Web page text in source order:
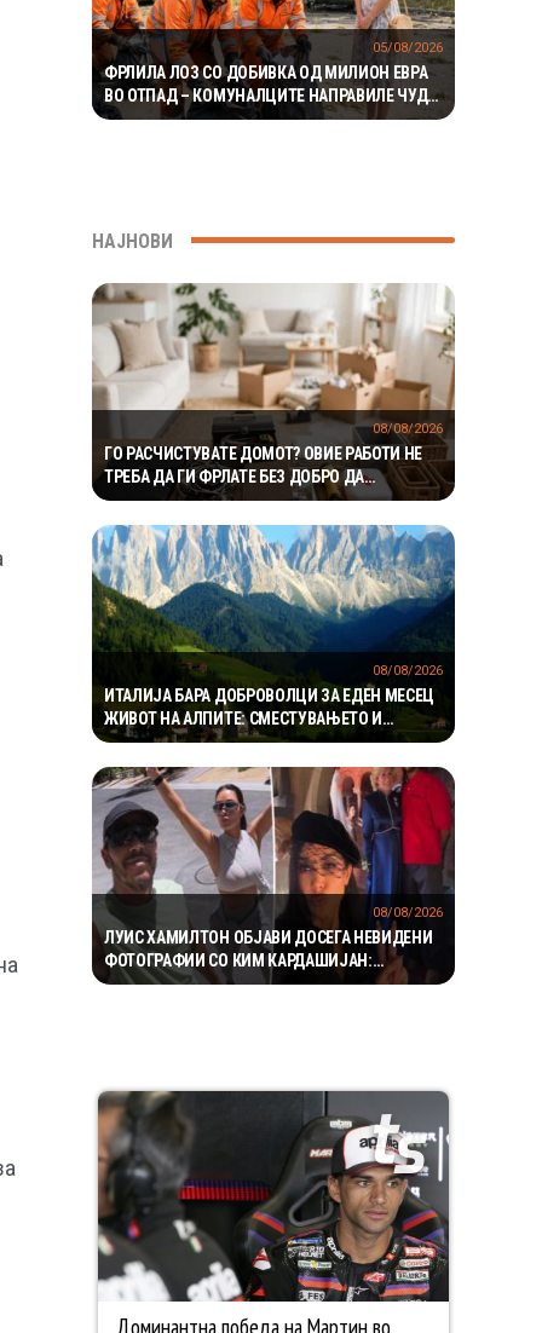
ФРЛИЛА ЛОЗ СО ДОБИВКА ОД МИЛИОН ЕВРА
ВО ОТПАД – КОМУНАЛЦИТЕ НАПРАВИЛЕ ЧУДО
ЗА ДА ГО ПРОНАЈДАТ
05/08/2026
НАЈНОВИ
ГО РАСЧИСТУВАТЕ ДОМОТ? ОВИЕ РАБОТИ НЕ
ТРЕБА ДА ГИ ФРЛАТЕ БЕЗ ДОБРО ДА
РАЗМИСЛИТЕ
08/08/2026
ИТАЛИЈА БАРА ДОБРОВОЛЦИ ЗА ЕДЕН МЕСЕЦ
ЖИВОТ НА АЛПИТЕ: СМЕСТУВАЊЕТО И
ХРАНАТА СЕ ОБЕЗБЕДЕНИ, А СЛЕДУВА И
НАДОМЕСТ ОД 400 ЕВРА
08/08/2026
ЛУИС ХАМИЛТОН ОБЈАВИ ДОСЕГА НЕВИДЕНИ
ФОТОГРАФИИ СО КИМ КАРДАШИЈАН:
РОМАНСАТА СТАНУВА СÈ ПОСЕРИОЗНА
08/08/2026